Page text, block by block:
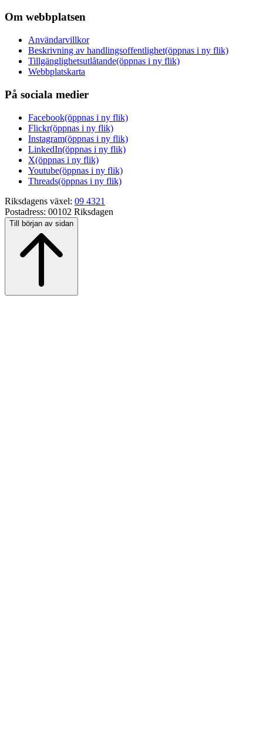
Om webbplatsen
Användarvillkor
Beskrivning av handlingsoffentlighet(öppnas i ny flik)
Tillgänglighetsutlåtande(öppnas i ny flik)
Webbplatskarta
På sociala medier
Facebook(öppnas i ny flik)
Flickr(öppnas i ny flik)
Instagram(öppnas i ny flik)
LinkedIn(öppnas i ny flik)
X(öppnas i ny flik)
Youtube(öppnas i ny flik)
Threads(öppnas i ny flik)
Riksdagens växel: 09 4321
Postadress: 00102 Riksdagen
Till början av sidan